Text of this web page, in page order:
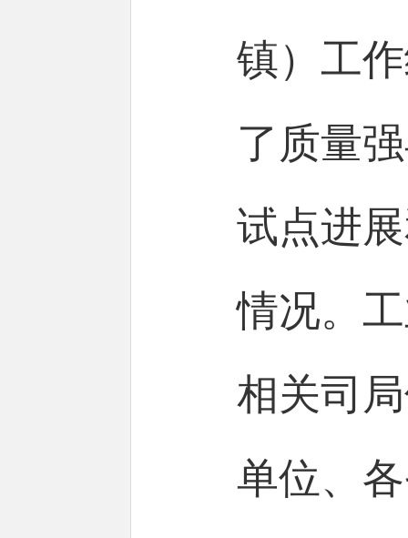
镇）工
了质量
试点进
情况。
相关司
单位、